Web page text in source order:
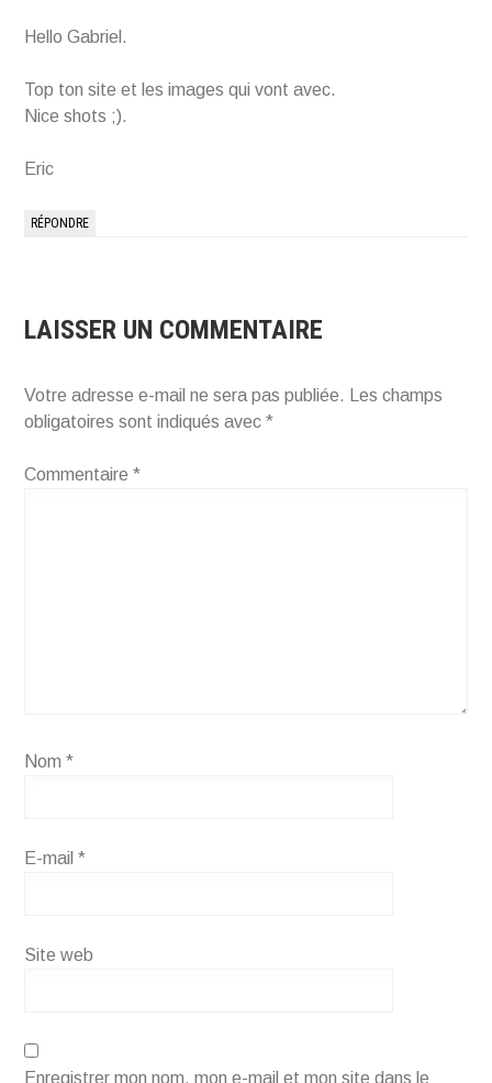
Hello Gabriel.
Top ton site et les images qui vont avec.
Nice shots ;).
Eric
RÉPONDRE
LAISSER UN COMMENTAIRE
Votre adresse e-mail ne sera pas publiée.
Les champs
obligatoires sont indiqués avec*
Commentaire*
Nom*
E-mail*
Site web
Enregistrer mon nom, mon e-mail et mon site dans le